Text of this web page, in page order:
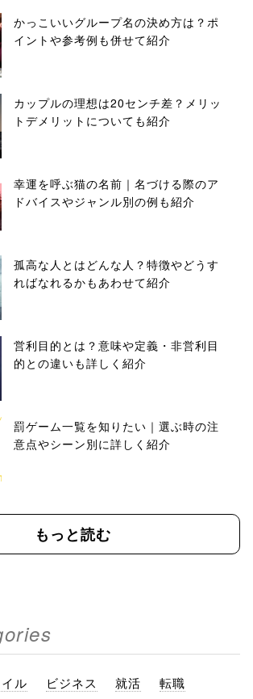
かっこいいグループ名の決め方は？ポ
イントや参考例も併せて紹介
カップルの理想は20センチ差？メリッ
トデメリットについても紹介
幸運を呼ぶ猫の名前｜名づける際のア
ドバイスやジャンル別の例も紹介
孤高な人とはどんな人？特徴やどうす
ればなれるかもあわせて紹介
営利目的とは？意味や定義・非営利目
的との違いも詳しく紹介
罰ゲーム一覧を知りたい｜選ぶ時の注
意点やシーン別に詳しく紹介
もっと読む
ル ビジネス 就活 転職